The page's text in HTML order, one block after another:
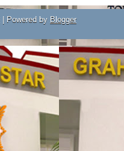
| Powered by Blogger